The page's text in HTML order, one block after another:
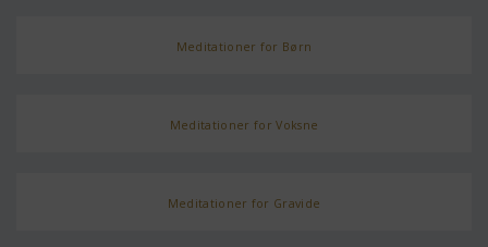
Meditationer for Børn
Meditationer for Voksne
Meditationer for Gravide